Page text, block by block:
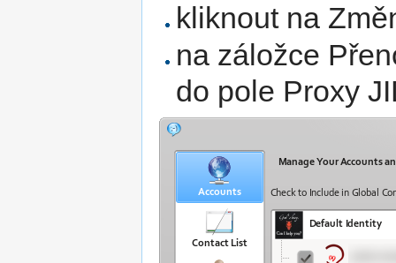
kliknout na
na záložce
do pole Proxy